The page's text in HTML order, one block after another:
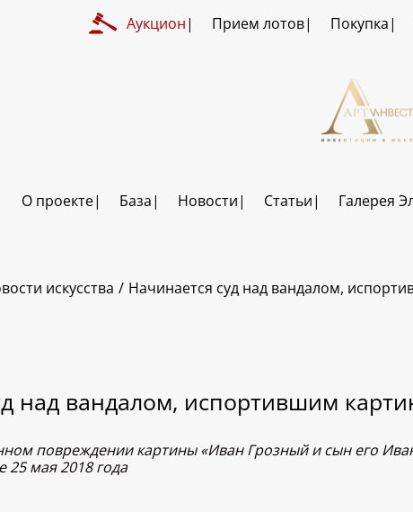
Аукцион Прием лотов Покупка
О проекте База Новости Статьи Галерея
искусства Начинается суд над вандалом,
над вандалом, испортившим
повреждении картины «Иван Грозный и сын его
25 мая 2018 года